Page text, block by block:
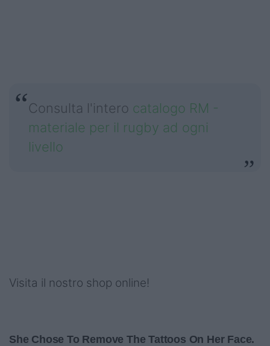
Consulta l'intero catalogo RM -
materiale per il rugby ad ogni
livello
Visita il nostro shop online!